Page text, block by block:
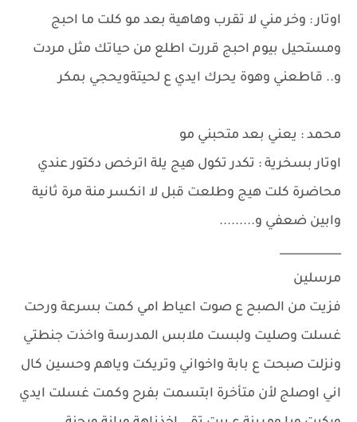
اوتار : وخر مني لا تقرب وهاهية بعد مو كلت ما احبج
ومستحيل بيوم احبج قررت اطلع من حياتك مثل مردت
و.. قاطعني وهوة يحرك ايدي ع لحيتةويحجي بمكر
محمد : يعني بعد متحبني مو
اوتار بسخرية : تكدر تكول هيج يلة اترخص دكتور عندي
محاضرة كلت هيج وطلعت قبل لا انكسر منة مرة ثانية
وابين ضعفي و.........
___________
مرسلين
فزيت من الصبح ع صوت اعياط امي كمت بسرعة ورحت
غسلت وصليت ولبست ملابس المدرسة واخذت جنطتي
ونزلت صبحت ع بابة واخواني وتريكت وياهم وحسين كال
اني اوصلج لأن متأخرة ابتسمت بفرح وكمت غسلت ايدي